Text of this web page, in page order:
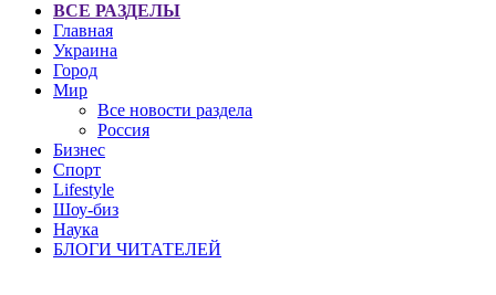
ВСЕ РАЗДЕЛЫ
Главная
Украина
Город
Мир
Все новости раздела
Россия
Бизнес
Спорт
Lifestyle
Шоу-биз
Наука
БЛОГИ ЧИТАТЕЛЕЙ